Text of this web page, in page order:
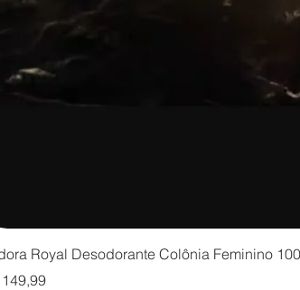
Royal Desodorante Colônia Feminino